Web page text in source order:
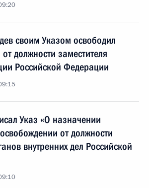
своим Указом освободил
должности заместителя
Российской Федерации
Указ «О назначении
от должности
внутренних дел Российской